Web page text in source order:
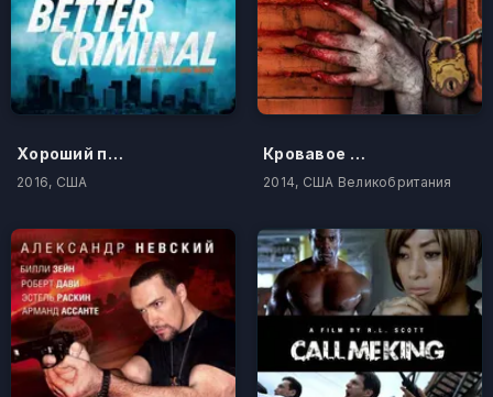
Хороший преступник
2016, США
Кровавое пристанище
2014, США Великобритания